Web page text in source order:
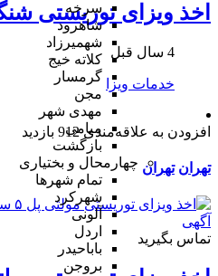
سرخه
شاهرود
شهمیرزاد
کلاته خیج
گرمسار
مجن
مهدی شهر
میامی
بازگشت
چهارمحال و بختیاری
تمام شهر‌ها
شهرکرد
آلونی
اردل
باباحیدر
بروجن
اخذ ویزای توریستی
4 سال قبل
خدمات ویزا
افزودن به علاقه‌مندی 912 بازدید
تهران تهران
تماس بگیرید